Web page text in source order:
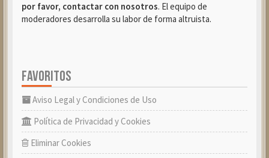
por favor, contactar con nosotros. El equipo de
moderadores desarrolla su labor de forma altruista.
FAVORITOS
Aviso Legal y Condiciones de Uso
Política de Privacidad y Cookies
Eliminar Cookies